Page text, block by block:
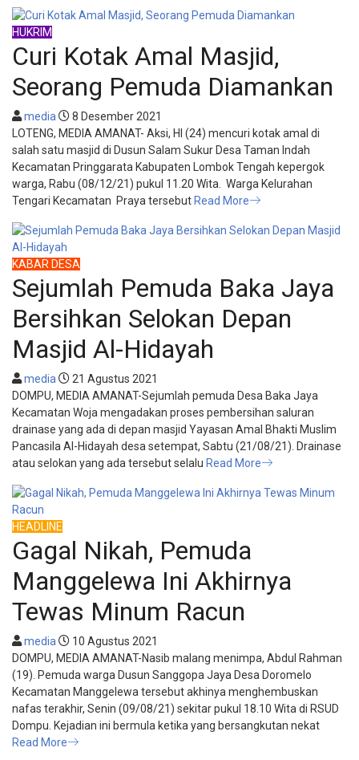
HUKRIM
Curi Kotak Amal Masjid,
Seorang Pemuda Diamankan
media
8 Desember 2021
LOTENG, MEDIA AMANAT- Aksi, HI (24) mencuri kotak amal di
salah satu masjid di Dusun Salam Sukur Desa Taman Indah
Kecamatan Pringgarata Kabupaten Lombok Tengah kepergok
warga, Rabu (08/12/21) pukul 11.20 Wita. Warga Kelurahan
Tengari Kecamatan Praya tersebutRead More
KABAR DESA
Sejumlah Pemuda Baka Jaya
Bersihkan Selokan Depan
Masjid Al-Hidayah
media
21 Agustus 2021
DOMPU, MEDIA AMANAT-Sejumlah pemuda Desa Baka Jaya
Kecamatan Woja mengadakan proses pembersihan saluran
drainase yang ada di depan masjid Yayasan Amal Bhakti Muslim
Pancasila Al-Hidayah desa setempat, Sabtu (21/08/21). Drainase
atau selokan yang ada tersebut selalu Read More
HEADLINE
Gagal Nikah, Pemuda
Manggelewa Ini Akhirnya
Tewas Minum Racun
media
10 Agustus 2021
DOMPU, MEDIA AMANAT-Nasib malang menimpa, Abdul Rahman
(19). Pemuda warga Dusun Sanggopa Jaya Desa Doromelo
Kecamatan Manggelewa tersebut akhinya menghembuskan
nafas terakhir, Senin (09/08/21) sekitar pukul 18.10 Wita di RSUD
Dompu. Kejadian ini bermula ketika yang bersangkutan nekat
Read More